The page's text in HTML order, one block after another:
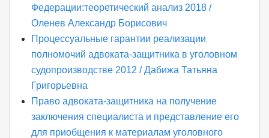
Федерации:теоретический анализ 2018 /
Оленев Александр Борисович
Процессуальные гарантии реализации
полномочий адвоката-защитника в уголовном
судопроизводстве 2012 / Дабижа Татьяна
Григорьевна
Право адвоката-защитника на получение
заключения специалиста и представление его
для приобщения к материалам уголовного